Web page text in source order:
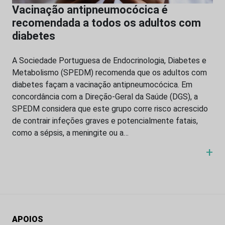
Vacinação antipneumocócica é
recomendada a todos os adultos com
diabetes
A Sociedade Portuguesa de Endocrinologia, Diabetes e
Metabolismo (SPEDM) recomenda que os adultos com
diabetes façam a vacinação antipneumocócica. Em
concordância com a Direção-Geral da Saúde (DGS), a
SPEDM considera que este grupo corre risco acrescido
de contrair infeções graves e potencialmente fatais,
como a sépsis, a meningite ou a…
+
APOIOS